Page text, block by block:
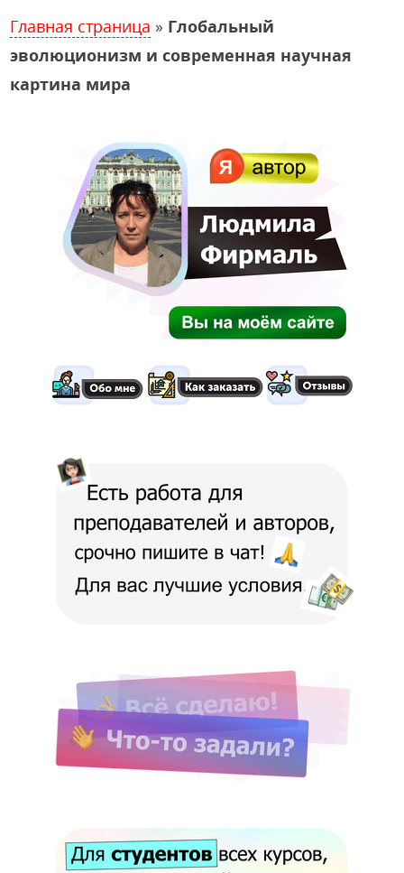
Главная страница » Глобальный
эволюционизм и современная научная
картина мира